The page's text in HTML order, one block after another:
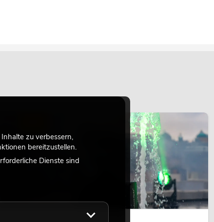
zu verbessern,
bereitzustellen.
Dienste sind